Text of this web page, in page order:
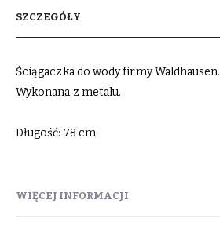
SZCZEGÓŁY
Ściągaczka do wody firmy Waldhausen.
Wykonana z metalu.
Długość: 78 cm.
WIĘCEJ INFORMACJI